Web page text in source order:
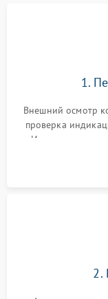
1.
Внешний осмотр
проверка
Измерение
реакции ИБП
2.